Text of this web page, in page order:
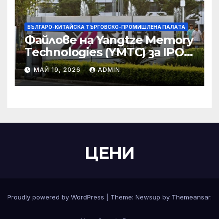
БЪЛГАРО-КИТАЙСКА ТЪРГОВСКО-ПРОМИШЛЕНА ПАЛAТА
Файлове на Yangtze Memory
Technologies (YMTC) за IPO
на STAR Market
МАЙ 19, 2026 ADMIN
ЦЕНИ
Proudly powered by WordPress Theme: Newsup by Themeansar.